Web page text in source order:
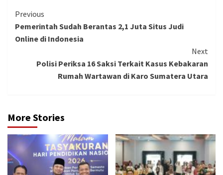
Continue
Reading
Previous
Pemerintah Sudah Berantas 2,1 Juta Situs Judi
Online di Indonesia
Next
Polisi Periksa 16 Saksi Terkait Kasus Kebakaran
Rumah Wartawan di Karo Sumatera Utara
More Stories